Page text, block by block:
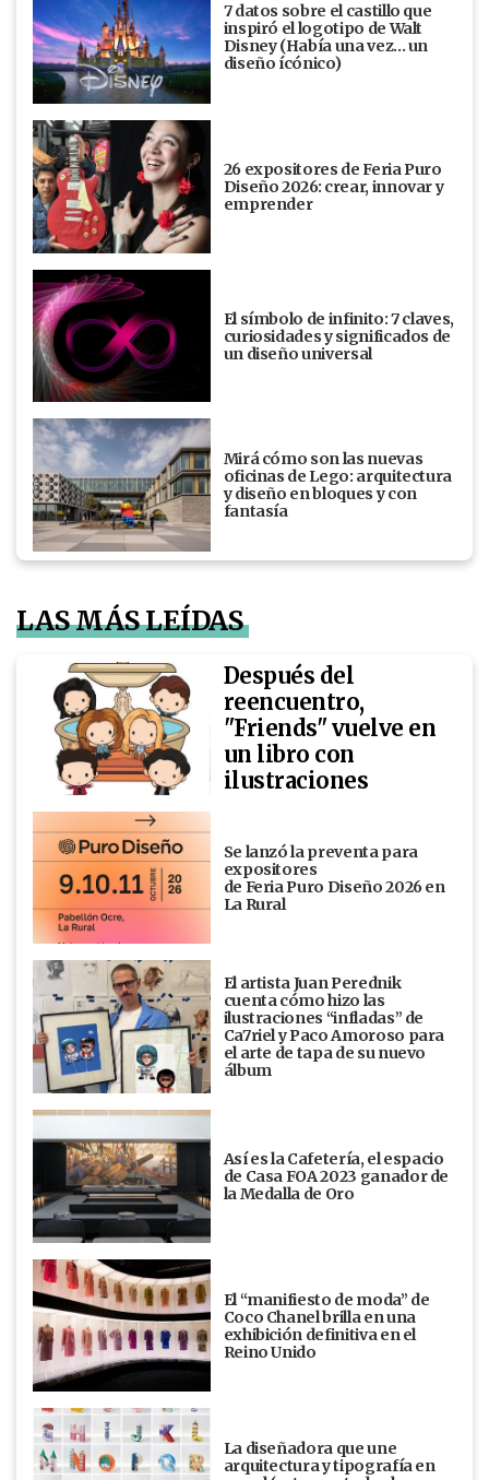
7 datos sobre el castillo que
inspiró el logotipo de Walt
Disney (Había una vez... un
diseño ícónico)
26 expositores de Feria Puro
Diseño 2026: crear, innovar y
emprender
El símbolo de infinito: 7 claves,
curiosidades y significados de
un diseño universal
Mirá cómo son las nuevas
oficinas de Lego: arquitectura
y diseño en bloques y con
fantasía
LAS MÁS LEÍDAS
Después del
reencuentro,
"Friends" vuelve en
un libro con
ilustraciones
Se lanzó la preventa para
expositores
de Feria Puro Diseño 2026 en
La Rural
El artista Juan Perednik
cuenta cómo hizo las
ilustraciones “infladas” de
Ca7riel y Paco Amoroso para
el arte de tapa de su nuevo
álbum
Así es la Cafetería, el espacio
de Casa FOA 2023 ganador de
la Medalla de Oro
El “manifiesto de moda” de
Coco Chanel brilla en una
exhibición definitiva en el
Reino Unido
La diseñadora que une
arquitectura y tipografía en